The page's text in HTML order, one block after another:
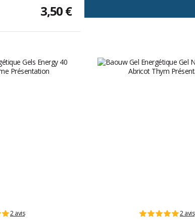
3,50 €
2 avis 2 avis